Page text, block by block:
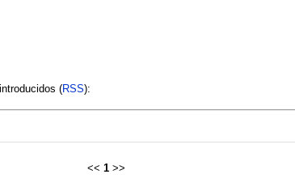
(RSS):
<< 1 >>